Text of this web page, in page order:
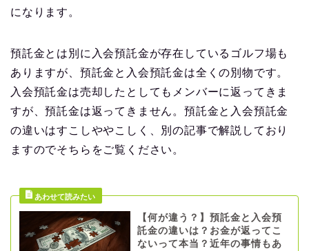
になります。
預託金とは別に入会預託金が存在しているゴルフ場も
ありますが、預託金と入会預託金は全くの別物です。
入会預託金は売却したとしてもメンバーに返ってきま
すが、預託金は返ってきません。預託金と入会預託金
の違いはすこしややこしく、別の記事で解説しており
ますのでそちらをご覧ください。
【何が違う？】預託金と入会預
託金の違いは？お金が返ってこ
ないって本当？近年の事情もあ